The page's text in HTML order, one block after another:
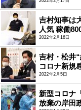
吉村知事は
人気 稼働
2022年2月16日
吉村・松井
コロナ新規
2022年2月5日
新型コロナ
放棄の岸田